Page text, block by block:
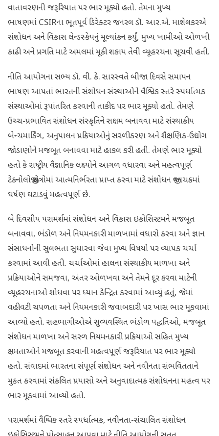
વાતાવરણની જરૂરિયાત પર ભાર મૂક્યો હતો. તેમના મુખ્ય
ભાષણમાં CSIRના ભૂતપૂર્વ ડિરેક્ટર જનરલ ડૉ. આર.એ. માશેલકરએ
સંશોધન અને વિકાસ લેન્ડસ્કેપનું મૂલ્યાંકન કર્યું, મુખ્ય ખામીઓ ઓળખી
કાઢી અને પ્રગતિ માટે અમલમાં મૂકી શકાય તેવી વ્યૂહરચના સૂચવી હતી.
નીતિ આયોગના સભ્ય ડૉ. વી. કે. સારસ્વતે બીજા દિવસે સમાપન
ભાષણ આપતાં ભારતની સંશોધન સંસ્થાઓને વૈશ્વિક સ્તરે સ્પર્ધાત્મક
સંસ્થાઓમાં રૂપાંતરિત કરવાની તાકીદ પર ભાર મૂક્યો હતો. તેમણે
ઉચ્ચ-પ્રભાવિત સંશોધન સંસ્કૃતિને સક્ષમ બનાવવા માટે સંસ્થાકીય
બેન્ચમાર્કિંગ, અનુપાલન પ્રક્રિયાઓનું સરળીકરણ અને શૈક્ષણિક-ઉદ્યોગ
જોડાણોને મજબૂત બનાવવા માટે હાકલ કરી હતી. તેમણે ભાર મૂક્યો
હતો કે રાષ્ટ્રીય વૈજ્ઞાનિક લક્ષ્યોને આગળ વધારવા અને મહત્વપૂર્ણ
ટેકનોલોજી ક્ષેત્રોમાં આત્મનિર્ભરતા પ્રાપ્ત કરવા માટે સંશોધન જીવનચક્રમાં
ઘર્ષણ ઘટાડવું મહત્વપૂર્ણ છે.
બે દિવસીય પરામર્શમાં સંશોધન અને વિકાસ ઇકોસિસ્ટમને મજબૂત
બનાવવા, ભંડોળ અને નિયમનકારી માળખામાં વધારો કરવા અને જ્ઞાન
સંસાધનોની સુલભતા સુધારવા જેવા મુખ્ય વિષયો પર વ્યાપક ચર્ચા
કરવામાં આવી હતી. ચર્ચાઓમાં હાલના સંસ્થાકીય માળખા અને
પ્રક્રિયાઓને સમજવા, અંતર ઓળખવા અને તેમને દૂર કરવા માટેની
વ્યૂહરચનાઓ શોધવા પર ધ્યાન કેન્દ્રિત કરવામાં આવ્યું હતું, જેમાં
વહીવટી ચપળતા અને નિયમનકારી જવાબદારી પર ખાસ ભાર મૂકવામાં
આવ્યો હતો. સહભાગીઓએ સુવ્યવસ્થિત ભંડોળ પદ્ધતિઓ, મજબૂત
સંશોધન માળખા અને સરળ નિયમનકારી પ્રક્રિયાઓ સહિત મુખ્ય
ક્ષમતાઓને મજબૂત કરવાની મહત્વપૂર્ણ જરૂરિયાત પર ભાર મૂક્યો
હતો. સંવાદમાં ભારતના સંપૂર્ણ સંશોધન અને નવીનતા સંભવિતતાને
મુક્ત કરવામાં સંકલિત પ્રયાસો અને અનુવાદાત્મક સંશોધનના મહત્વ પર
ભાર મૂકવામાં આવ્યો હતો.
પરામર્શમાં વૈશ્વિક સ્તરે સ્પર્ધાત્મક, નવીનતા-સંચાલિત સંશોધન